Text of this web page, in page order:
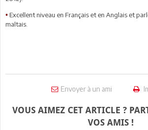
• Excellent niveau en Français et en Anglais et
maltais.
Envoyer à un ami
VOUS AIMEZ CET ARTICLE ?
VOS AMIS !